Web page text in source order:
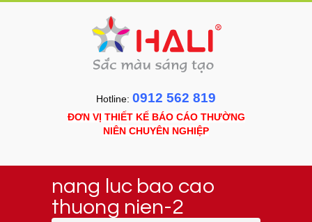
Hotline: 0912 562 819
ĐƠN VỊ THIẾT KẾ BÁO CÁO THƯỜNG
NIÊN CHUYÊN NGHIỆP
nang luc bao cao
thuong nien-2